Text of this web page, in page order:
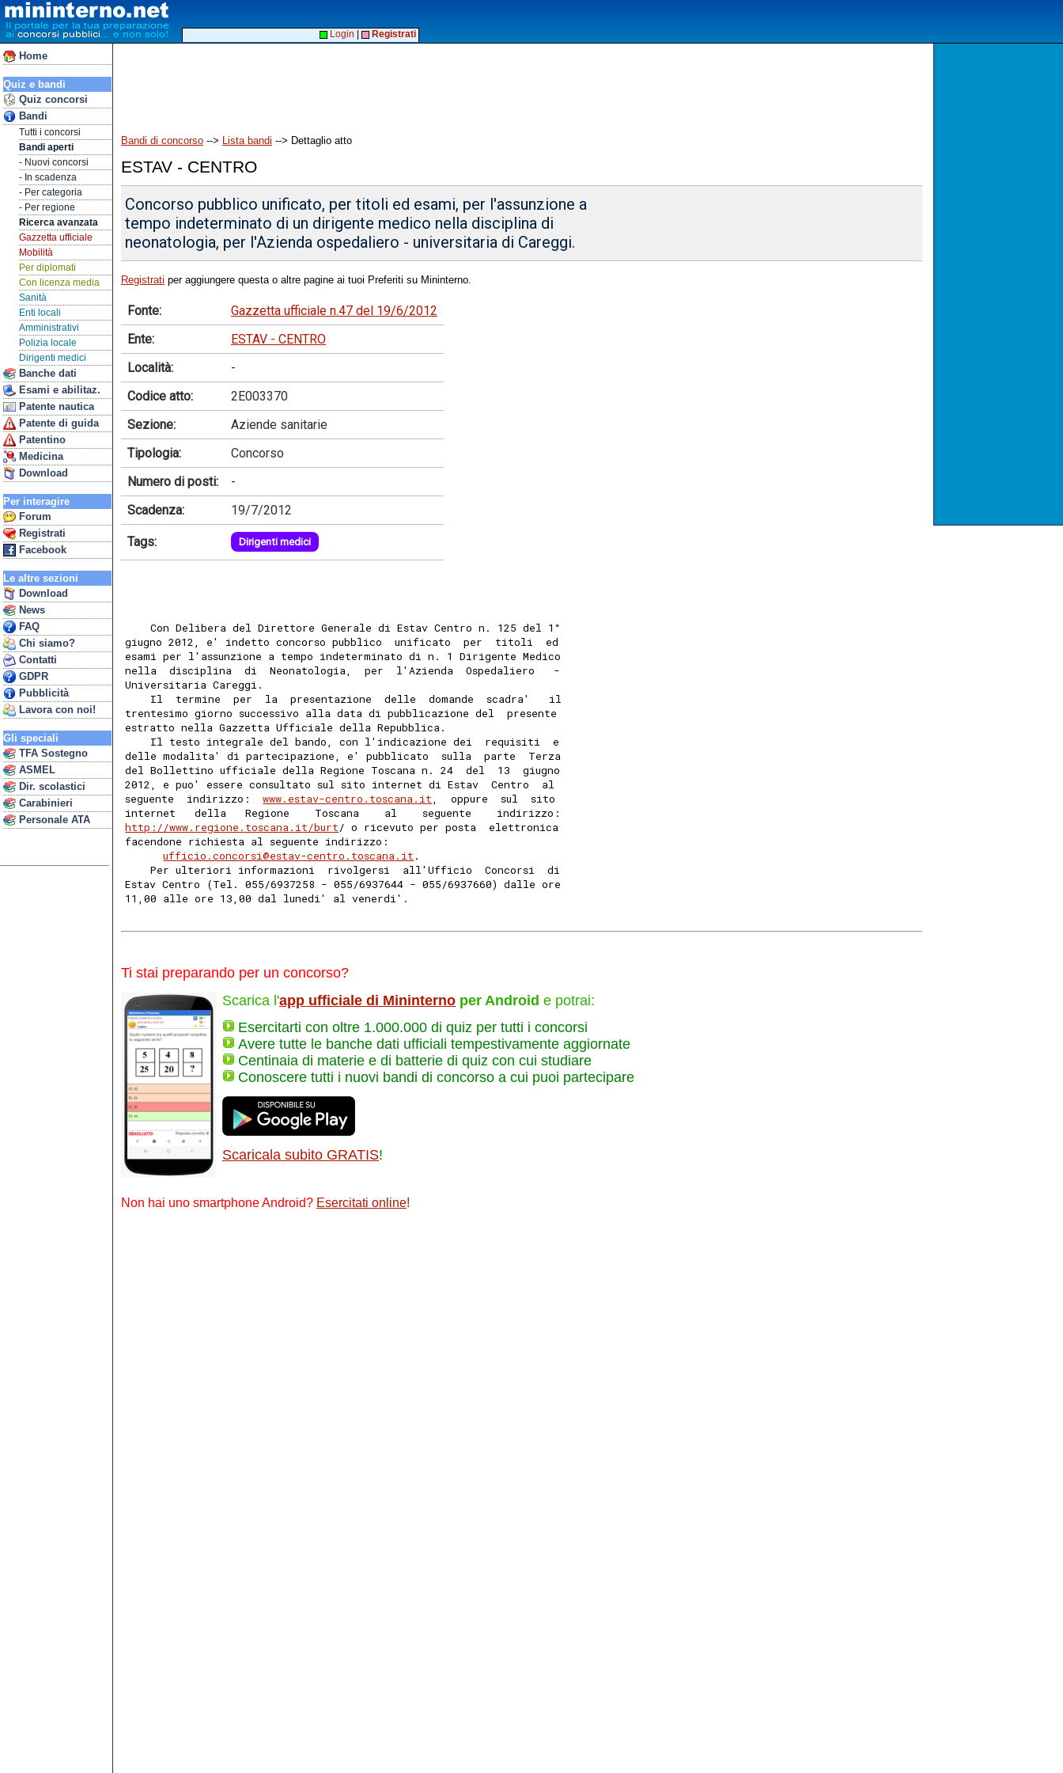
Home
Quiz e bandi
Quiz concorsi
Bandi
Tutti i concorsi
Bandi aperti
- Nuovi concorsi
- In scadenza
- Per categoria
- Per regione
Ricerca avanzata
Gazzetta ufficiale
Mobilità
Per diplomati
Con licenza media
Sanità
Enti locali
Amministrativi
Polizia locale
Dirigenti medici
Banche dati
Esami e abilitaz.
Patente nautica
Patente di guida
Patentino
Medicina
Download
Per interagire
Forum
Registrati
Facebook
Le altre sezioni
Download
News
FAQ
Chi siamo?
Contatti
GDPR
Pubblicità
Lavora con noi!
Gli speciali
TFA Sostegno
ASMEL
Dir. scolastici
Carabinieri
Personale ATA
Login Registrati
Bandi di concorso --> Lista bandi --> Dettaglio atto
ESTAV - CENTRO
Concorso pubblico unificato, per titoli ed esami, per l'assunzione a
tempo indeterminato di un dirigente medico nella disciplina di
neonatologia, per l'Azienda ospedaliero - universitaria di Careggi.
Registrati per aggiungere questa o altre pagine ai tuoi Preferiti su Mininterno.
Fonte:
Gazzetta ufficiale n.47 del 19/6/2012
Ente:
ESTAV - CENTRO
Località:
-
Codice atto:
2E003370
Sezione:
Aziende sanitarie
Tipologia:
Concorso
Numero di posti:
-
Scadenza:
19/7/2012
Tags: Dirigenti medici
    Con Delibera del Direttore Generale di Estav Centro n. 125 del 1°
giugno 2012, e' indetto concorso pubblico  unificato  per  titoli  ed
esami per l'assunzione a tempo indeterminato di n. 1 Dirigente Medico
nella  disciplina  di  Neonatologia,  per  l'Azienda  Ospedaliero   -
Universitaria Careggi.
    Il  termine  per  la  presentazione  delle  domande  scadra'   il
trentesimo giorno successivo alla data di pubblicazione del  presente
estratto nella Gazzetta Ufficiale della Repubblica.
    Il testo integrale del bando, con l'indicazione dei  requisiti  e
delle modalita' di partecipazione, e' pubblicato  sulla  parte  Terza
del Bollettino ufficiale della Regione Toscana n. 24  del  13  giugno
2012, e puo' essere consultato sul sito internet di Estav  Centro  al
seguente  indirizzo: www.estav-centro.toscana.it,  oppure  sul  sito
internet   della   Regione    Toscana    al    seguente    indirizzo:
http://www.regione.toscana.it/burt/ o ricevuto per posta  elettronica
facendone richiesta al seguente indirizzo:
ufficio.concorsi@estav-centro.toscana.it .
    Per ulteriori informazioni  rivolgersi  all'Ufficio  Concorsi  di
Estav Centro (Tel. 055/6937258 - 055/6937644 - 055/6937660) dalle ore
11,00 alle ore 13,00 dal lunedi' al venerdi'.
Ti stai preparando per un concorso?
Scarica l'app ufficiale di Mininterno per Android e potrai:
Esercitarti con oltre 1.000.000 di quiz per tutti i concorsi
Avere tutte le banche dati ufficiali tempestivamente aggiornate
Centinaia di materie e di batterie di quiz con cui studiare
Conoscere tutti i nuovi bandi di concorso a cui puoi partecipare
Scaricala subito GRATIS!
Non hai uno smartphone Android? Esercitati online!